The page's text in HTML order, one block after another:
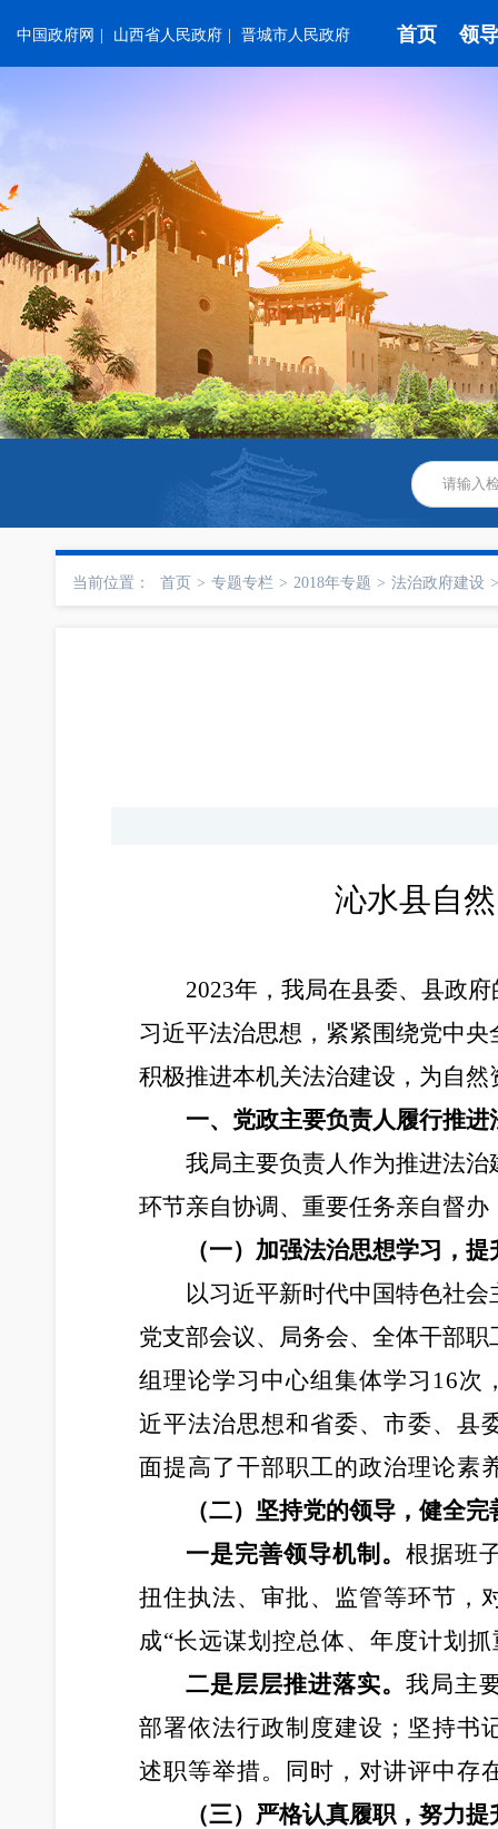
中国政府网 山西省人民政府 晋城市人民政府 首页 领
当前位置： 首页 > 专题专栏 > 2018年专题 > 法治政府建设 >
沁水县自
2023年，我局在县委、县政
习近平法治思想，紧紧围绕党中
积极推进本机关法治建设，为自
一、党政主要负责人履行推
我局主要负责人作为推进法
环节亲自协调、重要任务亲自督
（一）加强法治思想学习，
以习近平新时代中国特色社
党支部会议、局务会、全体干部
组理论学习中心组集体学习16次
近平法治思想和省委、市委、县
面提高了干部职工的政治理论素
（二）坚持党的领导，健全
一是完善领导机制。 根据班
扭住执法、审批、监管等环节，
成“长远谋划控总体、年度计划
二是层层推进落实。 我局主
部署依法行政制度建设；坚持书
述职等举措。同时，对讲评中存
（三）严格认真履职，努力提